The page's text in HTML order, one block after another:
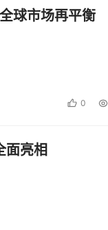
球市场再平衡
0
面亮相